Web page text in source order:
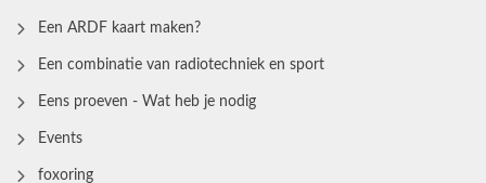
Een ARDF kaart maken?
Een combinatie van radiotechniek en sport
Eens proeven - Wat heb je nodig
Events
foxoring